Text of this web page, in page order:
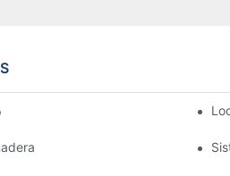
de su cocina, horno o estufa